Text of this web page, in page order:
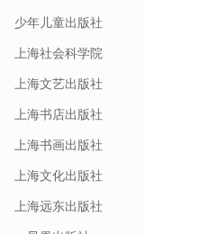
少年儿童出版社
上海社会科学院
上海文艺出版社
上海书店出版社
上海书画出版社
上海文化出版社
上海远东出版社